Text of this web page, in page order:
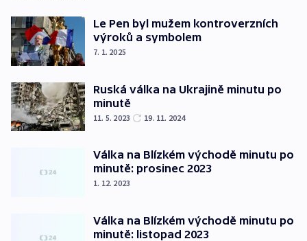
Le Pen byl mužem kontroverzních
výroků a symbolem
7. 1. 2025
Ruská válka na Ukrajině minutu po
minutě
11. 5. 2023 19. 11. 2024
Válka na Blízkém východě minutu po
minutě: prosinec 2023
1. 12. 2023
Válka na Blízkém východě minutu po
minutě: listopad 2023